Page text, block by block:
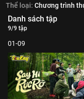
Thể loại: Chương trình
Danh sách tập
9/9 tập
01-09